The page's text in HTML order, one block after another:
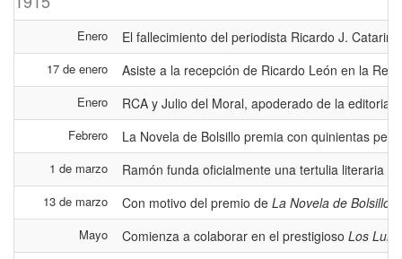
Enero El fallecimiento del periodista Ricardo J.
17 de enero Asiste a la recepción de Ricardo León en la
Enero RCA y Julio del Moral, apoderado de la
Febrero La Novela de Bolsillo premia con quinientas
1 de marzo Ramón funda oficialmente una tertulia literaria
13 de marzo Con motivo del premio de La Novela de Bolsillo
Mayo Comienza a colaborar en el prestigioso Los